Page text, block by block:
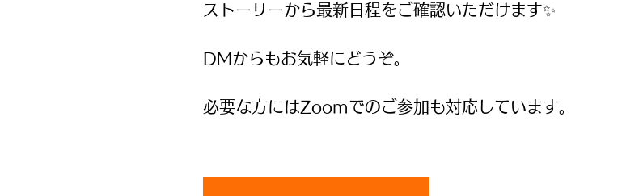
ストーリーから最新日程をご確認いただけます✨
DMからもお気軽にどうぞ。
必要な方にはZoomでのご参加も対応しています。